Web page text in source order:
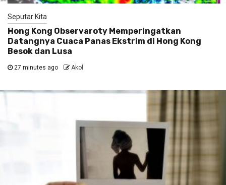
Seputar Kita
Hong Kong Observaroty Memperingatkan
Datangnya Cuaca Panas Ekstrim di Hong Kong
Besok dan Lusa
27 minutes ago Akol